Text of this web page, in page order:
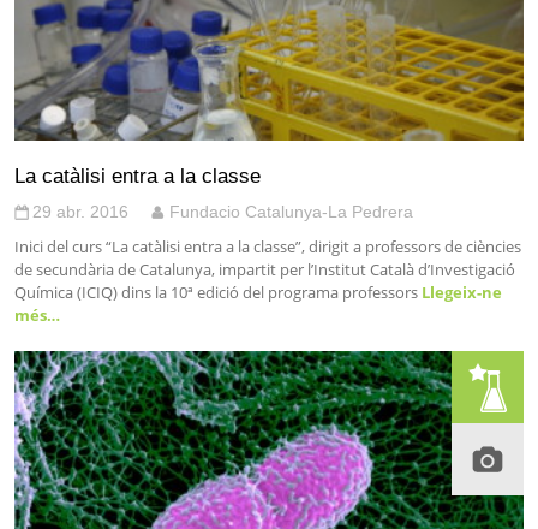
La catàlisi entra a la classe
29 abr. 2016 Fundacio Catalunya-La Pedrera
Inici del curs “La catàlisi entra a la classe”, dirigit a professors de ciències
de secundària de Catalunya, impartit per l’Institut Català d’Investigació
Química (ICIQ) dins la 10ª edició del programa professors Llegeix-ne
més…